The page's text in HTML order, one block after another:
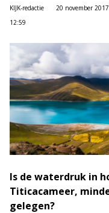
KIJK-redactie
20 november 2017
12:59
Is de waterdruk in
Titicacameer,
gelegen?